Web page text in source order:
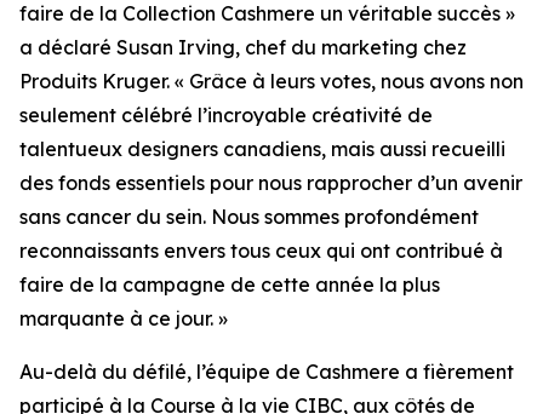
faire de la Collection Cashmere un véritable succès »
a déclaré Susan Irving, chef du marketing chez
Produits Kruger. « Grâce à leurs votes, nous avons non
seulement célébré l’incroyable créativité de
talentueux designers canadiens, mais aussi recueilli
des fonds essentiels pour nous rapprocher d’un avenir
sans cancer du sein. Nous sommes profondément
reconnaissants envers tous ceux qui ont contribué à
faire de la campagne de cette année la plus
marquante à ce jour. »
Au-delà du défilé, l’équipe de Cashmere a fièrement
participé à la Course à la vie CIBC, aux côtés de